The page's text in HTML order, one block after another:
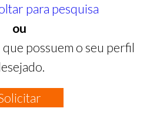
para pesquisa
ou
possuem o seu perfil